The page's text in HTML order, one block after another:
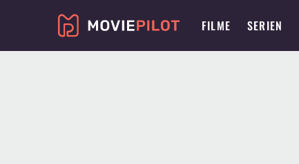
FILME SERIEN